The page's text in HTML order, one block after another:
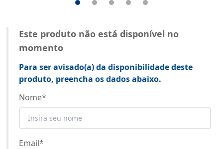
Este produto não está disponível no
momento
Para ser avisado(a) da disponibilidade deste
produto, preencha os dados abaixo.
Nome*
Email*